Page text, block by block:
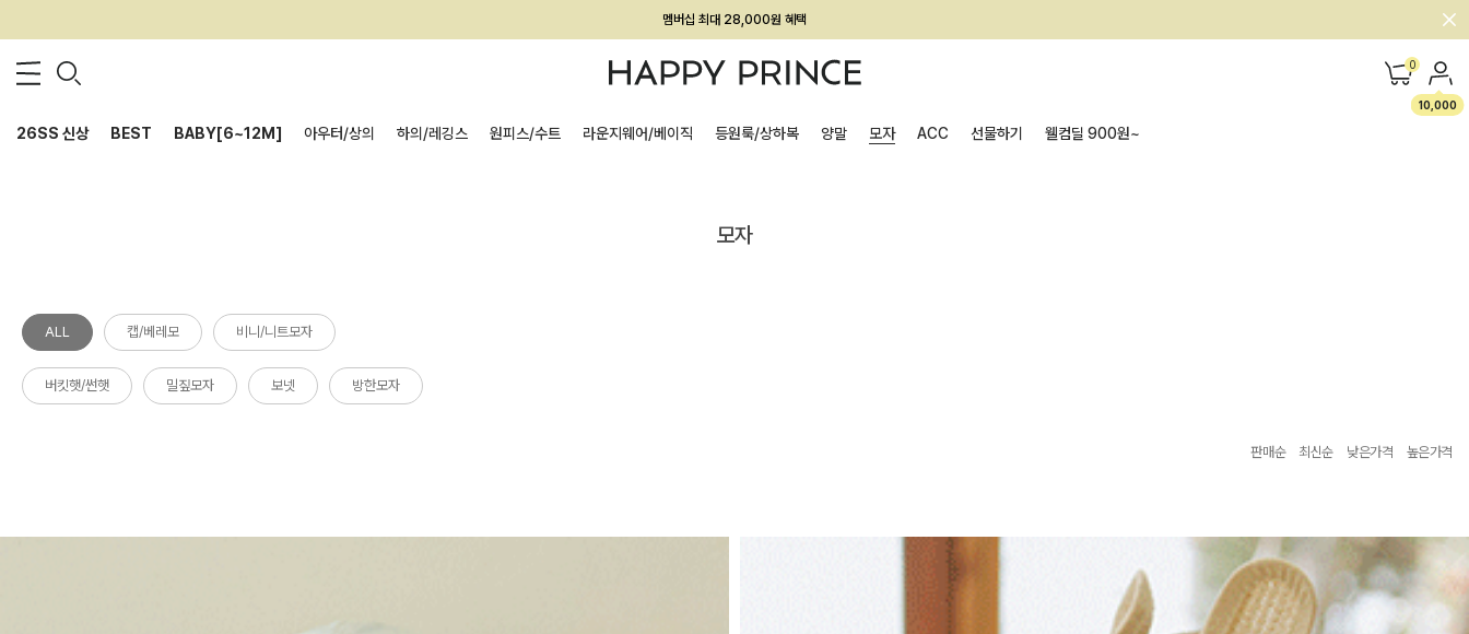
멤버십 최대 28,000원 혜택
0
10,000
26SS 신상 BEST BABY[6~12M] 아우터/상의 하의/레깅스 원피스/수트 라운지웨어/베이직 등원룩/상하복 양말 모자 ACC 선물하기 웰컴딜 900원~
모자
ALL 캡/베레모 비니/니트모자
버킷햇/썬햇 밀짚모자 보넷 방한모자
판매순 최신순 낮은가격 높은가격